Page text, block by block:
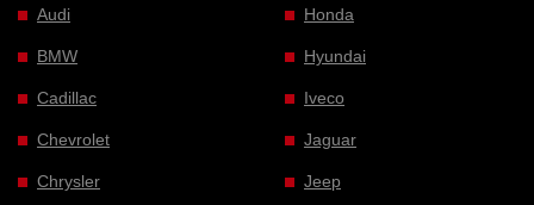
Audi
BMW
Cadillac
Chevrolet
Chrysler
Honda
Hyundai
Iveco
Jaguar
Jeep